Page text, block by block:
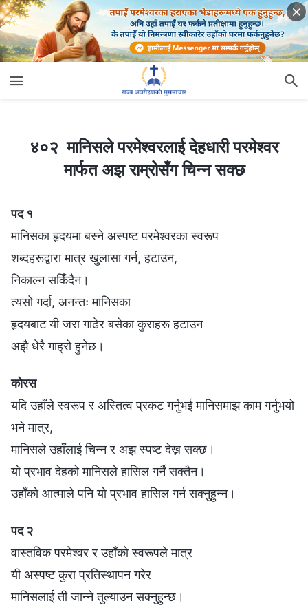
४०२ मानिसले परमेश्‍वरलाई देहधारी परमेश्‍वर
मार्फत अझ राम्रोसँग चिन्न सक्छ
पद १
मानिसका हृदयमा बस्ने अस्पष्ट परमेश्‍वरका स्वरूप
शब्दहरूद्वारा मात्र खुलासा गर्न, हटाउन,
निकाल्न सकिँदैन।
त्यसो गर्दा, अनन्तः मानिसका
हृदयबाट यी जरा गाढेर बसेका कुराहरू हटाउन
अझै धेरै गाह्रो हुनेछ।
कोरस
यदि उहाँले स्वरूप र अस्तित्व प्रकट गर्नुभई मानिसमाझ काम गर्नुभयो
भने मात्र,
मानिसले उहाँलाई चिन्न र अझ स्पष्ट देख्न सक्छ।
यो प्रभाव देहको मानिसले हासिल गर्नै सक्तैन।
उहाँको आत्माले पनि यो प्रभाव हासिल गर्न सक्नुहुन्न।
पद २
वास्तविक परमेश्‍वर र उहाँको स्वरूपले मात्र
यी अस्पष्ट कुरा प्रतिस्थापन गरेर
मानिसलाई ती जान्ने तुल्याउन सक्नुहुन्छ।